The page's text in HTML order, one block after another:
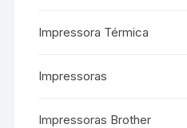
Impressora Térmica
Impressoras
Impressoras Brother